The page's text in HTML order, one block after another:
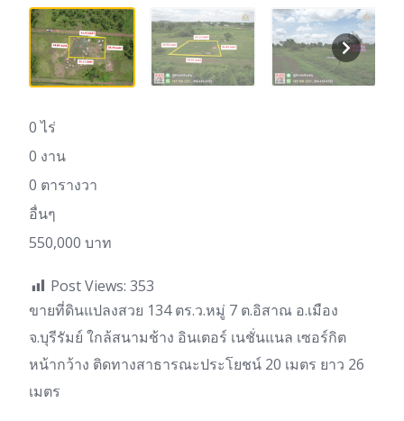
0 ไร่
0 งาน
0 ตารางวา
อื่นๆ
550,000 บาท
Post Views: 353
ขายที่ดินแปลงสวย 134 ตร.ว.หมู่ 7 ต.อิสาณ อ.เมือง
จ.บุรีรัมย์ ใกล้สนามช้าง อินเตอร์ เนชั่นแนล เซอร์กิต
หน้ากว้าง ติดทางสาธารณะประโยชน์ 20 เมตร ยาว 26
เมตร